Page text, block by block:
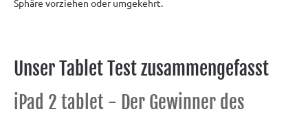
Sphäre vorziehen oder umgekehrt.
Unser Tablet Test zusammengefasst
iPad 2 tablet - Der Gewinner des